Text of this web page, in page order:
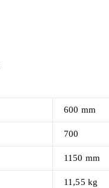
600 mm
700
1150 mm
11,55 kg